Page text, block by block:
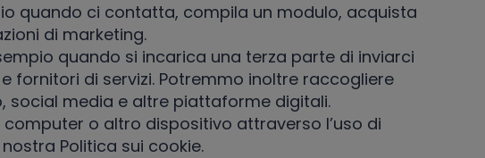
quando ci contatta, compila un modulo, acquista
di marketing.
quando si incarica una terza parte di inviarci
fornitori di servizi. Potremmo inoltre raccogliere
social media e altre piattaforme digitali.
o altro dispositivo attraverso l’uso di
Politica sui cookie.